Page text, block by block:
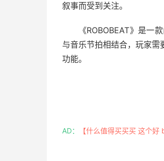
叙事而受到关注。
《ROBOBEAT》是一
与音乐节拍相结合，玩家需
功能。
AD： 【什么值得买买买 这个